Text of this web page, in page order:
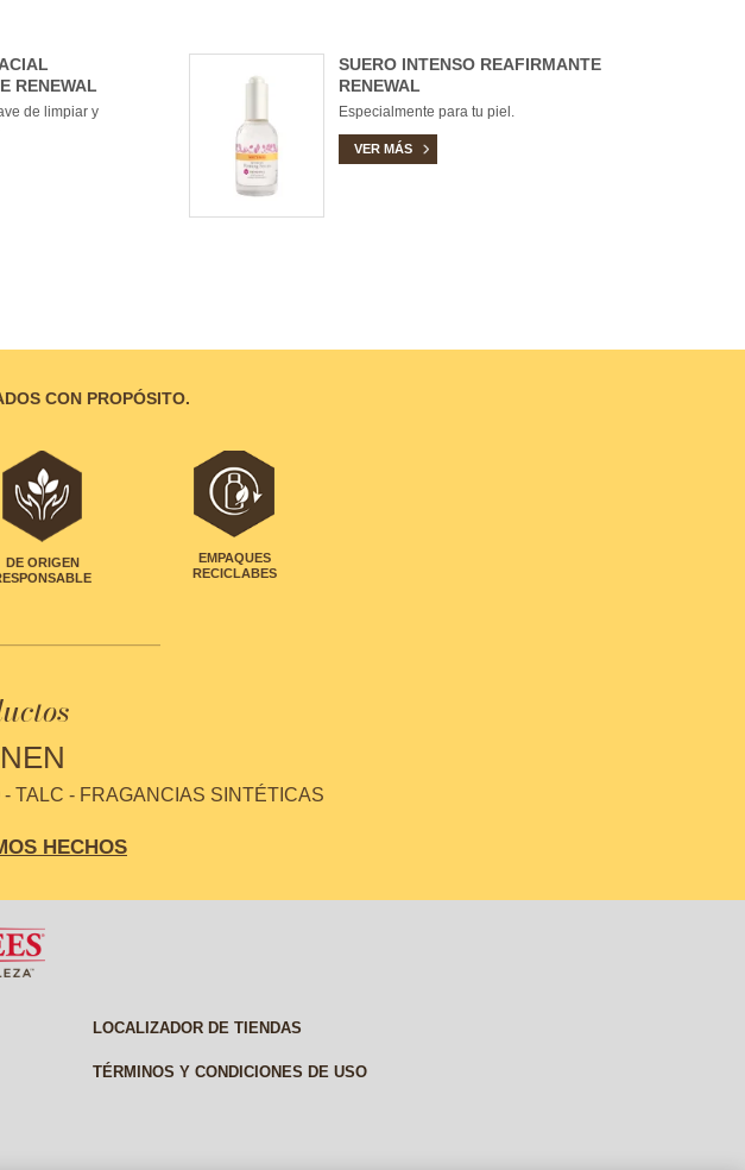
RENEWAL
de limpiar y
SUERO INTENSO REAFIRMANTE
RENEWAL
Especialmente para tu piel.
VER MÁS
CON PROPÓSITO.
DE ORIGEN
EMPAQUES
RECICLABES
TALC - FRAGANCIAS SINTÉTICAS
HECHOS
LOCALIZADOR DE TIENDAS
TÉRMINOS Y CONDICIONES DE USO